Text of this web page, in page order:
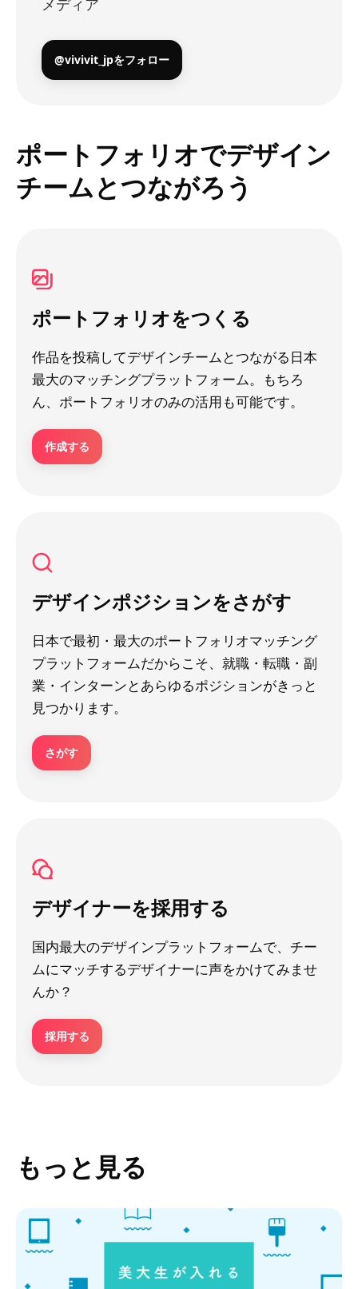
メディア
@vivivit_jpをフォロー
ポートフォリオでデザイン
チームとつながろう
ポートフォリオをつくる
作品を投稿してデザインチームとつながる日本
最大のマッチングプラットフォーム。もちろ
ん、ポートフォリオのみの活用も可能です。
作成する
デザインポジションをさがす
日本で最初・最大のポートフォリオマッチング
プラットフォームだからこそ、就職・転職・副
業・インターンとあらゆるポジションがきっと
見つかります。
さがす
デザイナーを採用する
国内最大のデザインプラットフォームで、チー
ムにマッチするデザイナーに声をかけてみませ
んか？
採用する
もっと見る